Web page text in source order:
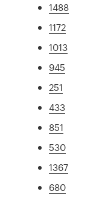
1488
1172
1013
945
251
433
851
530
1367
680